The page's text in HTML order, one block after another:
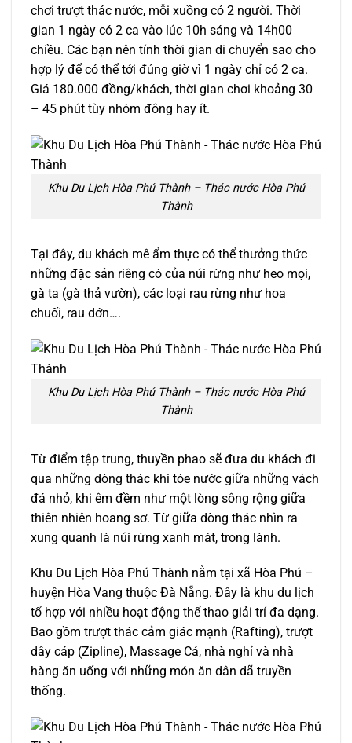
chơi trượt thác nước, mỗi xuồng có 2 người. Thời
gian 1 ngày có 2 ca vào lúc 10h sáng và 14h00
chiều. Các bạn nên tính thời gian di chuyển sao cho
hợp lý để có thể tới đúng giờ vì 1 ngày chỉ có 2 ca.
Giá 180.000 đồng/khách, thời gian chơi khoảng 30
– 45 phút tùy nhóm đông hay ít.
Khu Du Lịch Hòa Phú Thành – Thác nước Hòa Phú
Thành
Tại đây, du khách mê ẩm thực có thể thưởng thức
những đặc sản riêng có của núi rừng như heo mọi,
gà ta (gà thả vườn), các loại rau rừng như hoa
chuối, rau dớn….
Khu Du Lịch Hòa Phú Thành – Thác nước Hòa Phú
Thành
Từ điểm tập trung, thuyền phao sẽ đưa du khách đi
qua những dòng thác khi tóe nước giữa những vách
đá nhỏ, khi êm đềm như một lòng sông rộng giữa
thiên nhiên hoang sơ. Từ giữa dòng thác nhìn ra
xung quanh là núi rừng xanh mát, trong lành.
Khu Du Lịch Hòa Phú Thành nằm tại xã Hòa Phú –
huyện Hòa Vang thuộc Đà Nẵng. Đây là khu du lịch
tổ hợp với nhiều hoạt động thể thao giải trí đa dạng.
Bao gồm trượt thác cảm giác mạnh (Rafting), trượt
dây cáp (Zipline), Massage Cá, nhà nghỉ và nhà
hàng ăn uống với những món ăn dân dã truyền
thống.